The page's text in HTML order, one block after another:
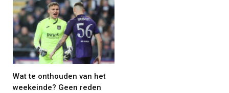
Wat te onthouden van het
weekeinde? Geen reden